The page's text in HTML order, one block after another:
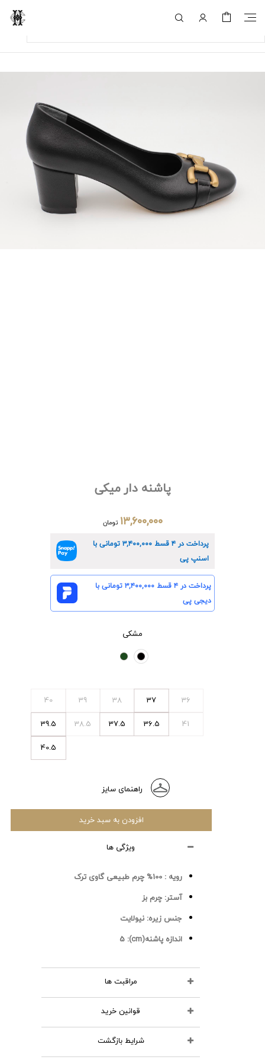
پاشنه دار میکی
۱۳,۶۰۰,۰۰۰ تومان
پرداخت در ۴ قسط ۳,۴۰۰,۰۰۰تومانی با
اسنپ پی
پرداخت در ۴ قسط ۳,۴۰۰,۰۰۰تومانی با
دیجی پی
مشکی
36
37
38
39
40
41
36.5
37.5
38.5
39.5
40.5
راهنمای سایز
افزودن به سبد خرید
ویژگی ها
رویه : 100% چرم طبیعی گاوی ترک
آستر: چرم بز
جنس زیره: نیولایت
اندازه پاشنه(cm):
5
مراقبت ها
محصولات چرمی را نشویید
از مواد شوینده استفاده نکنید
قوانین خرید
تمامی کالاهای انتخابی در سبد خرید
شما قابل نمایش و تا قبل از تایید و
شرایط بازگشت